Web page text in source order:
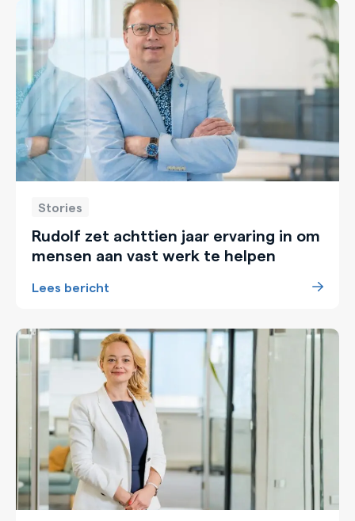
Stories
Rudolf zet achttien jaar ervaring in om
mensen aan vast werk te helpen
Lees bericht